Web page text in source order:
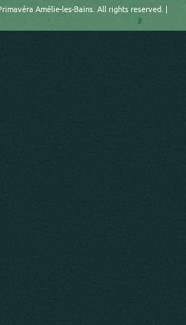
Amélie-les-Bains. All rights reserved. |